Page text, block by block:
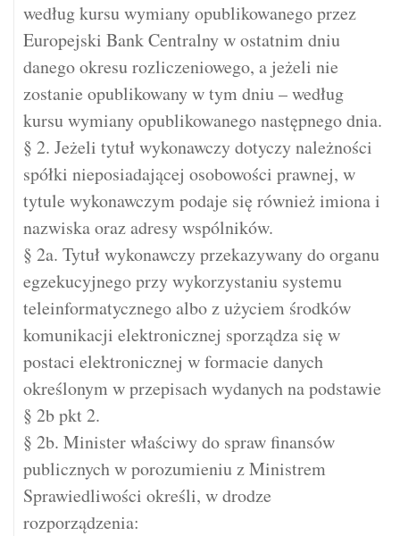
według kursu wymiany opublikowanego przez
Europejski Bank Centralny w ostatnim dniu
danego okresu rozliczeniowego, a jeżeli nie
zostanie opublikowany w tym dniu – według
kursu wymiany opublikowanego następnego dnia.
§ 2. Jeżeli tytuł wykonawczy dotyczy należności
spółki nieposiadającej osobowości prawnej, w
tytule wykonawczym podaje się również imiona i
nazwiska oraz adresy wspólników.
§ 2a. Tytuł wykonawczy przekazywany do organu
egzekucyjnego przy wykorzystaniu systemu
teleinformatycznego albo z użyciem środków
komunikacji elektronicznej sporządza się w
postaci elektronicznej w formacie danych
określonym w przepisach wydanych na podstawie
§ 2b pkt 2.
§ 2b. Minister właściwy do spraw finansów
publicznych w porozumieniu z Ministrem
Sprawiedliwości określi, w drodze
rozporządzenia: